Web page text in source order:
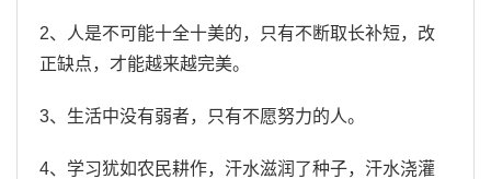
2、人是不可能十全十美的，只有不断取长补短，改
正缺点，才能越来越完美。
3、生活中没有弱者，只有不愿努力的人。
4、学习犹如农民耕作，汗水滋润了种子，汗水浇灌